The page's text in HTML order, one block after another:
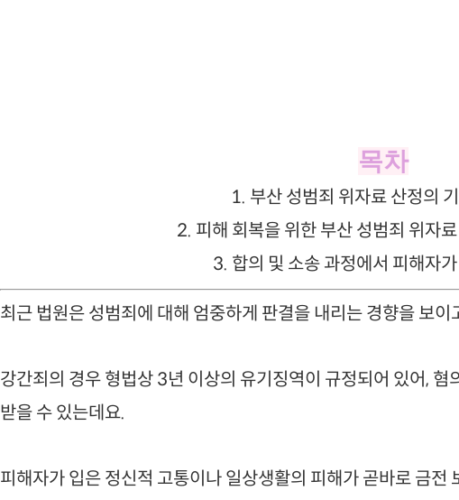
목차
1. 부산 성범죄 위자료 산정의
2. 피해 회복을 위한 부산 성범죄 위자
3. 합의 및 소송 과정에서 피해자
최근 법원은 성범죄에 대해 엄중하게 판결을 내리는 경향을 보이
강간죄의 경우 형법상 3년 이상의 유기징역이 규정되어 있어,
받을 수 있는데요.
피해자가 입은 정신적 고통이나 일상생활의 피해가 곧바로 금전